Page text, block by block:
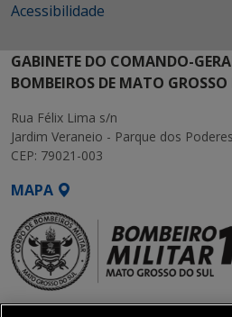
Acessibilidade
GABINETE DO COMANDO-
BOMBEIROS DE MATO GROSSO
Rua Félix Lima s/n
Jardim Veraneio - Parque dos
CEP: 79021-003
MAPA